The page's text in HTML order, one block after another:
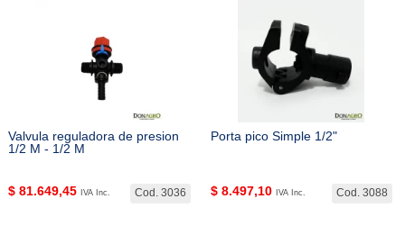
Valvula reguladora de presion
1/2 M - 1/2 M
Cod. 3036
$ 81.649,45 IVA Inc.
Porta pico Simple 1/2"
Cod. 3088
$ 8.497,10 IVA Inc.